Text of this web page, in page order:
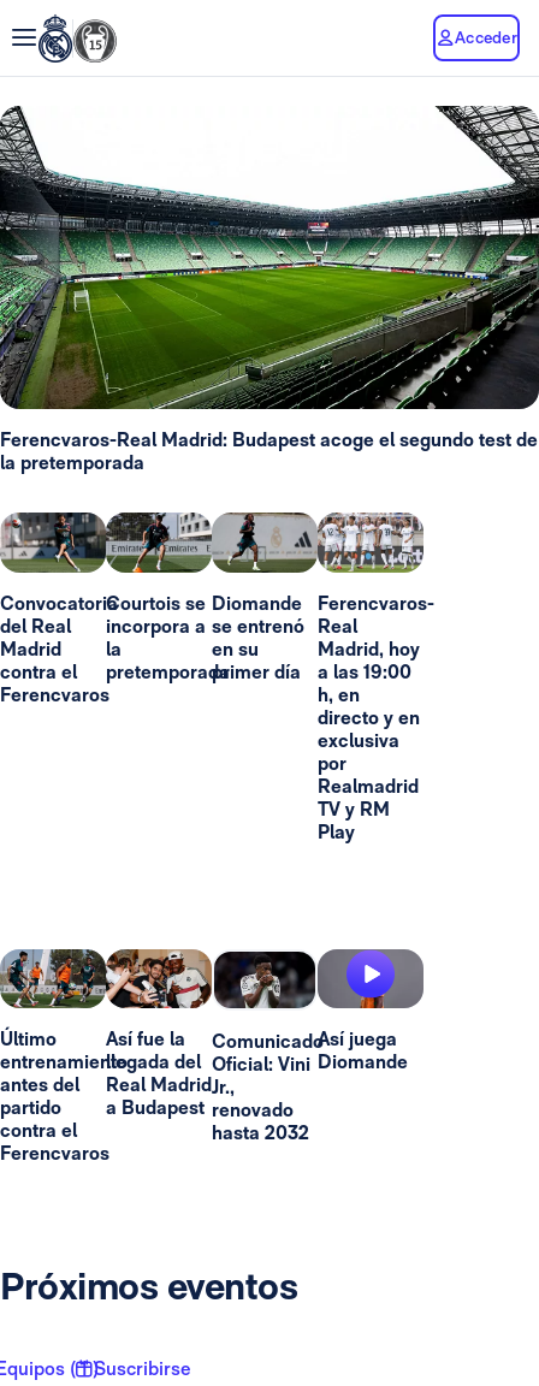
Acceder
Ferencvaros-Real Madrid: Budapest acoge el segundo test de
la pretemporada
Convocatoria
del Real
Madrid
contra el
Ferencvaros
Courtois se
incorpora a
la
pretemporada
Diomande
se entrenó
en su
primer día
Ferencvaros-
Real
Madrid, hoy
a las 19:00
h, en
directo y en
exclusiva
por
Realmadrid
TV y RM
Play
Último
entrenamiento
antes del
partido
contra el
Ferencvaros
Así fue la
llegada del
Real Madrid
a Budapest
Comunicado
Oficial: Vini
Jr.,
renovado
hasta 2032
Así juega
Diomande
Próximos eventos
( 1 )Suscribirse